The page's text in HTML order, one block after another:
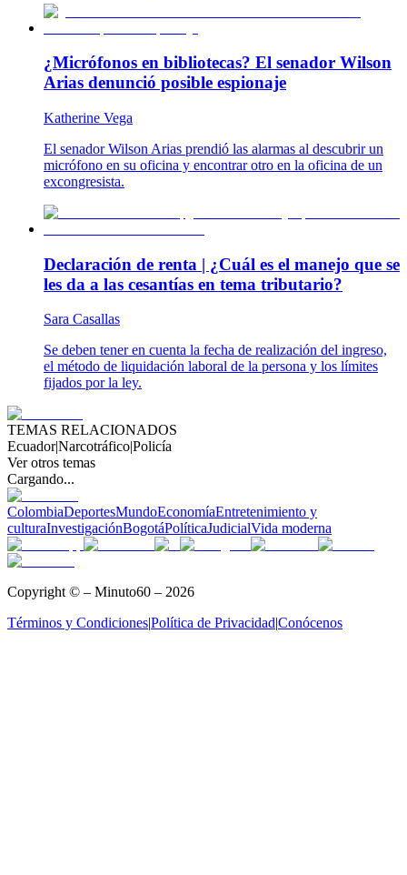
¿Micrófonos en bibliotecas? El senador Wilson
Arias denunció posible espionaje
Katherine Vega
El senador Wilson Arias prendió las alarmas al descubrir un
micrófono en su oficina y encontrar otro en la oficina de un
excongresista.
Declaración de renta | ¿Cuál es el manejo que se
les da a las cesantías en tema tributario?
Sara Casallas
Se deben tener en cuenta la fecha de realización del ingreso,
el método de liquidación laboral de la persona y los límites
fijados por la ley.
TEMAS RELACIONADOS
Ecuador|Narcotráfico|Policía
Ver otros temas
Cargando...
ColombiaDeportesMundoEconomíaEntretenimiento y
culturaInvestigaciónBogotáPolíticaJudicialVida moderna
Copyright © – Minuto60 – 2026
Términos y Condiciones|Política de Privacidad|Conócenos